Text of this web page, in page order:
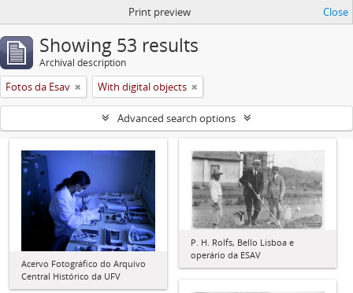
Print preview Close
Showing 53 results
Archival description
Fotos da Esav With digital objects
Advanced search options
Acervo Fotográfico do Arquivo
Central Histórico da UFV
P. H. Rolfs, Bello Lisboa e
operário da ESAV